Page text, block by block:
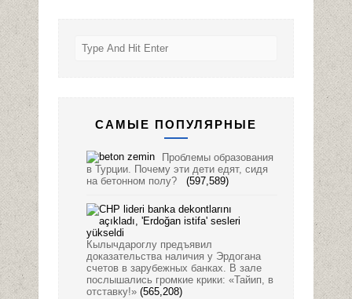
САМЫЕ ПОПУЛЯРНЫЕ
Проблемы образования
в Турции. Почему эти дети едят, сидя
на бетонном полу?
(597,589)
Кылычдароглу предъявил
доказательства наличия у Эрдогана
счетов в зарубежных банках. В зале
послышались громкие крики: «Тайип, в
отставку!» (565,208)